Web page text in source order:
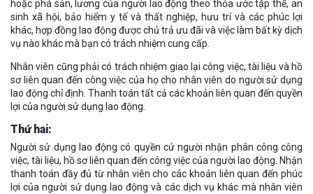
hoặc phá sản, lương của người lao động theo thỏa ước tập thể, an
sinh xã hội, bảo hiểm y tế và thất nghiệp, hưu trí và các phúc lợi
khác, hợp đồng lao động được chủ trả ưu đãi và việc làm bất kỳ dịch
vụ nào khác mà bạn có trách nhiệm cung cấp.
Nhân viên cũng phải có trách nhiệm giao lại công việc, tài liệu và hồ
sơ liên quan đến công việc của họ cho nhân viên do người sử dụng
lao động chỉ định. Thanh toán tất cả các khoản liên quan đến quyền
lợi của người sử dụng lao động.
Thứ hai:
Người sử dụng lao động có quyền cử người nhận phân công công
việc, tài liệu, hồ sơ liên quan đến công việc của người lao động. Nhận
thanh toán đầy đủ từ nhân viên cho các khoản liên quan đến phúc
lợi của người sử dụng lao động và các dịch vụ khác mà nhân viên